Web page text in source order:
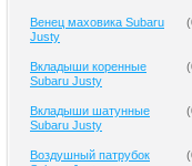
Венец маховика Subaru
Justy
(
Вкладыши коренные
Subaru Justy
(
Вкладыши шатунные
Subaru Justy
(
Воздушный патрубок
(